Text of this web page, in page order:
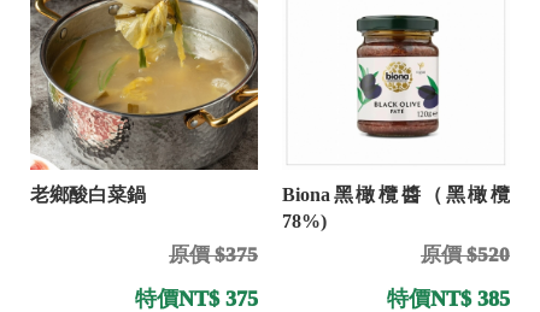
老鄉酸白菜鍋
原價 $375
特價NT$ 375
Biona黑橄欖醬（黑橄欖
78%)
原價 $520
特價NT$ 385